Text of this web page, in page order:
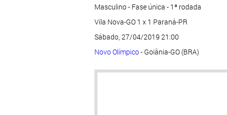
Masculino - Fase única - 1ª rodada
Vila Nova-GO 1 x 1 Paraná-PR
Sábado, 27/04/2019 21:00
Novo Olímpico- Goiânia-GO (BRA)